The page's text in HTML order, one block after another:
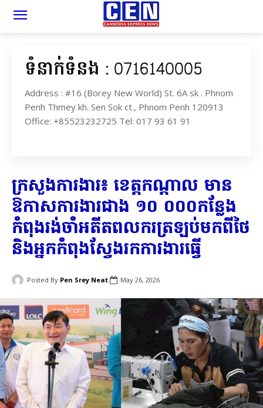
ទំនាក់ទំនង : 0716140005
Address : #16 (Borey New World) St. 6A sk . Phnom
Penh Thmey kh. Sen Sok ct., Phnom Penh 120913
Office: +85523232725 Tel: 017 93 61 91
ក្រសួងការងារ៖ ខេត្តកណ្ដាល មាន
ឱកាសការងារជាង ១០ ០០០កន្លែង
កំពុងរង់ចាំអតីតពលករត្រឡប់មកពីថៃ
និងអ្នកកំពុង​ស្វែង​រក​ការ​ងារ​ធ្វើ
Posted By Pen Srey Neat May 26, 2026